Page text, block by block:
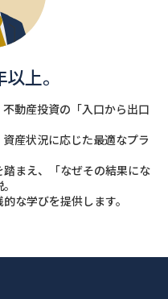
上。
動産投資の「⼊⼝から出⼝
産状況に応じた最適なプラ
まえ、「なぜその結果にな
な学びを提供します。